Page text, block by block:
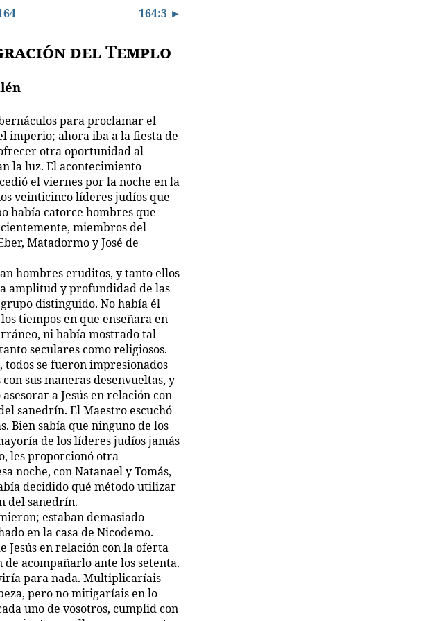
164:3 ►
del Templo
para proclamar el
imperio; ahora iba a la fiesta de
otra oportunidad al
la luz. El acontecimiento
el viernes por la noche en la
veinticinco líderes judíos que
había catorce hombres que
miembros del
Matadormo y José de
hombres eruditos, y tanto ellos
amplitud y profundidad de las
distinguido. No había él
tiempos en que enseñara en
ni había mostrado tal
seculares como religiosos.
todos se fueron impresionados
sus maneras desenvueltas, y
a Jesús en relación con
sanedrín. El Maestro escuchó
Bien sabía que ninguno de los
de los líderes judíos jamás
les proporcionó otra
noche, con Natanael y Tomás,
decidido qué método utilizar
del sanedrín.
estaban demasiado
en la casa de Nicodemo.
Jesús en relación con la oferta
acompañarlo ante los setenta.
para nada. Multiplicaríais
pero no mitigaríais en lo
uno de vosotros, cumplid con